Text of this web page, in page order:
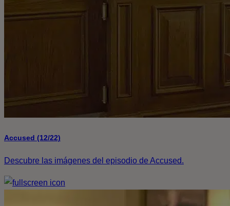
Accused (12/22)
Descubre las imágenes del episodio de Accused.